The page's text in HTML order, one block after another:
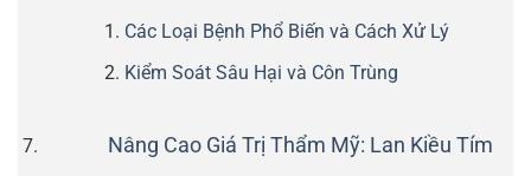
Các Loại Bệnh Phổ Biến và Cách Xử Lý
Kiểm Soát Sâu Hại và Côn Trùng
Nâng Cao Giá Trị Thẩm Mỹ: Lan Kiều Tím